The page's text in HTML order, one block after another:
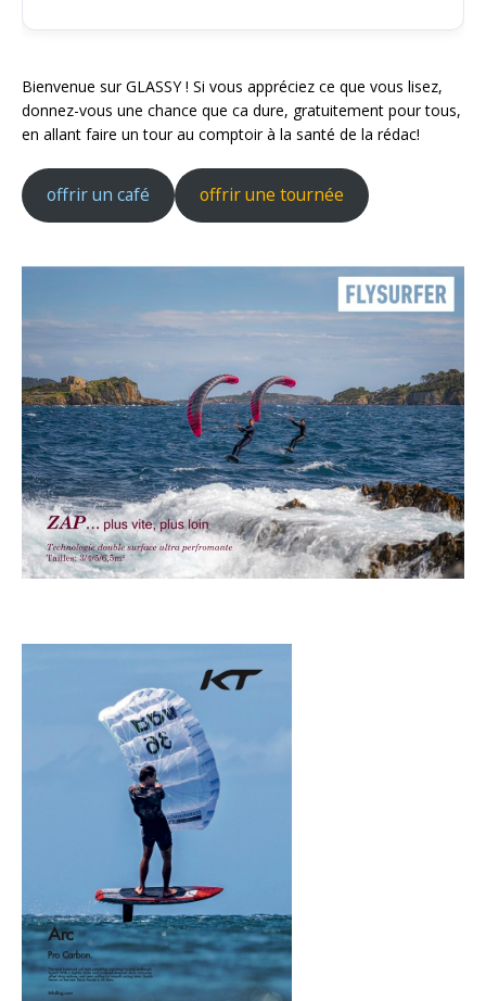
Bienvenue sur GLASSY ! Si vous appréciez ce que vous lisez,
donnez-vous une chance que ca dure, gratuitement pour tous,
en allant faire un tour au comptoir à la santé de la rédac!
offrir un café offrir une tournée